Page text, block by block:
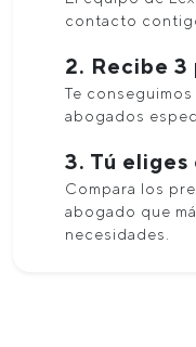
contacto
2. Recibe
Te
abogados
3. Tú
Compara los
abogado que
necesidades.